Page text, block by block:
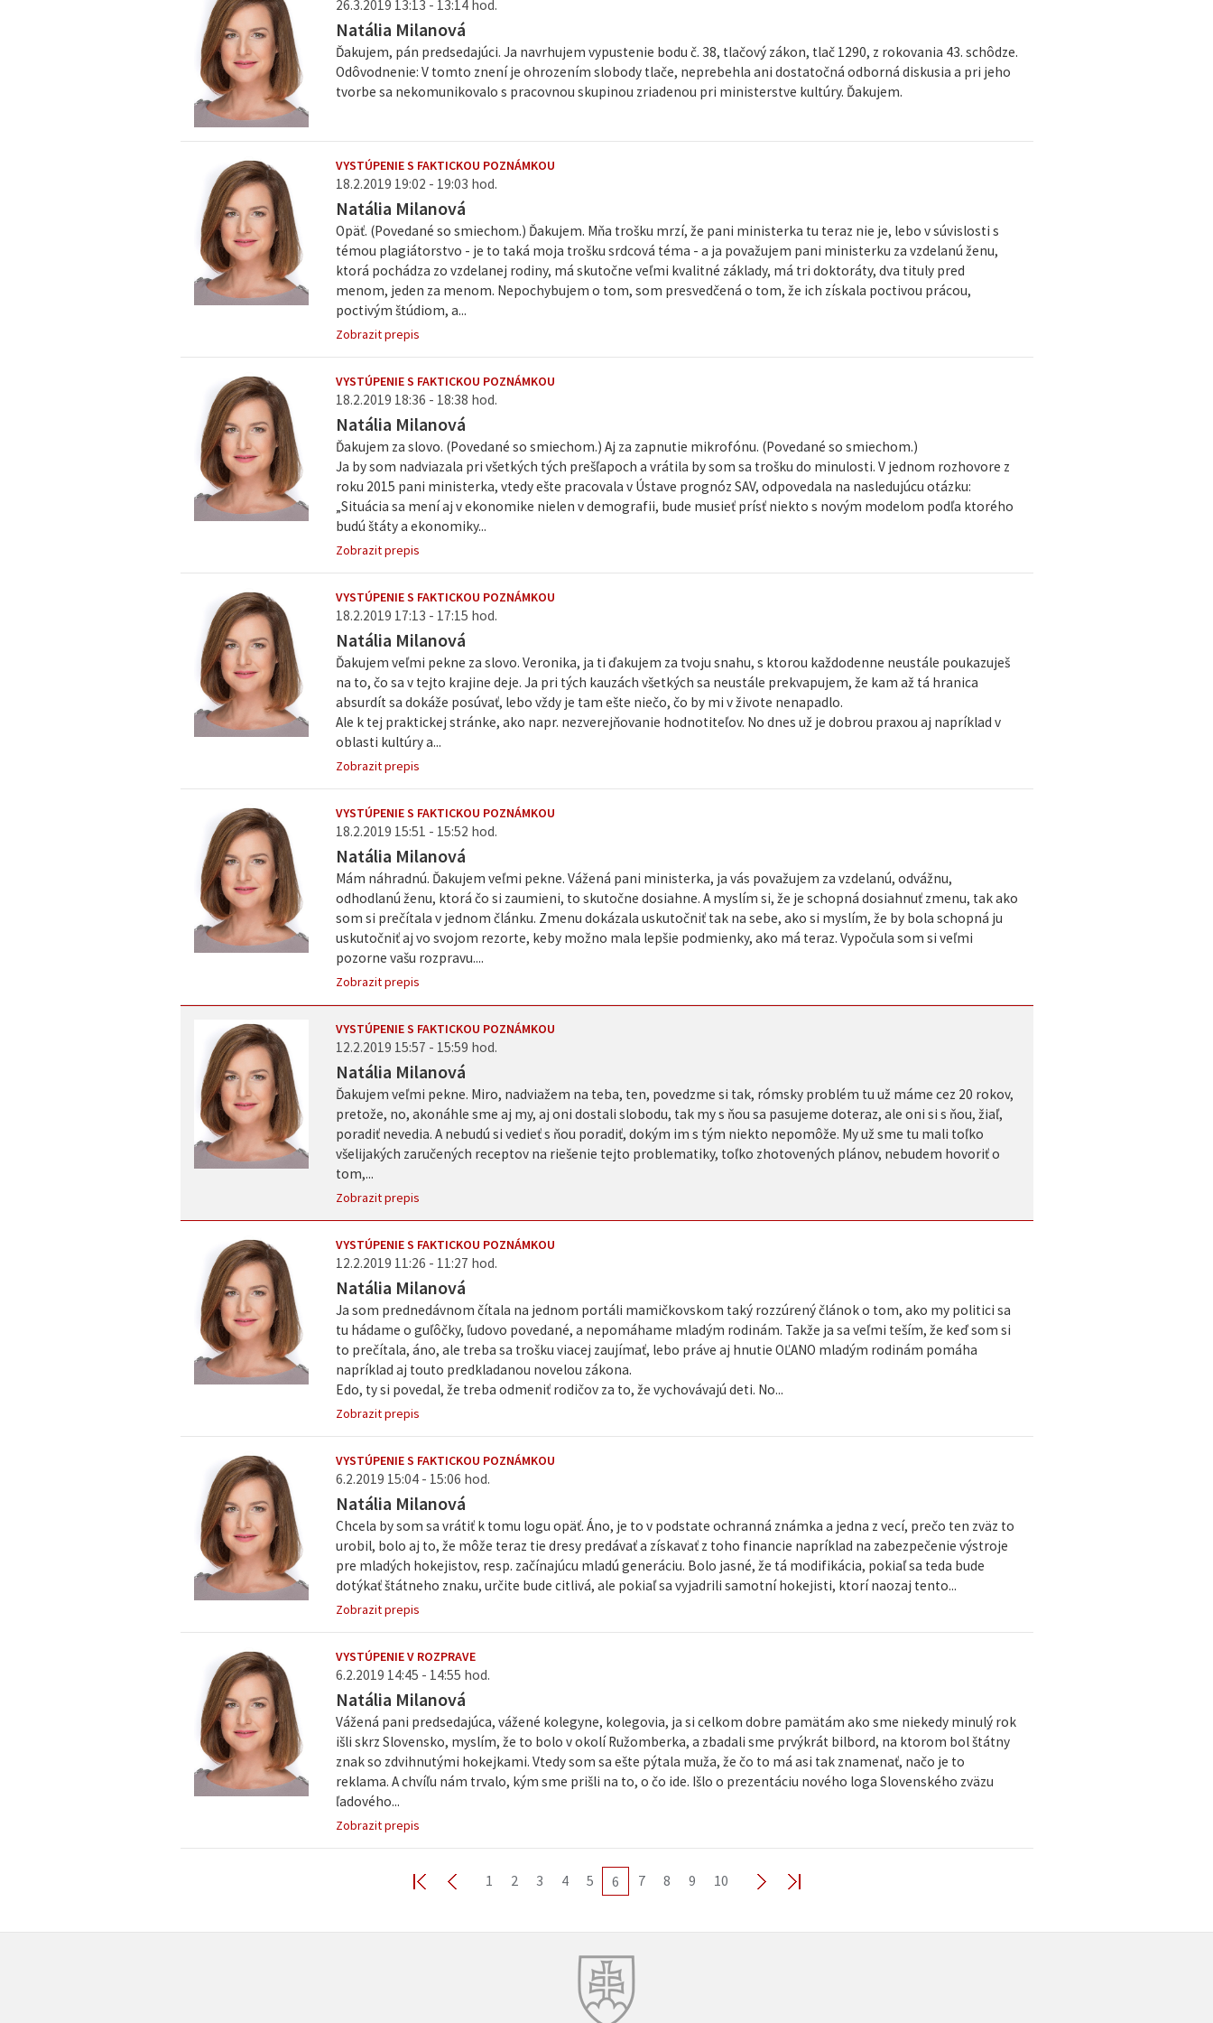
26.3.2019 13:13 - 13:14 hod.
Natália Milanová
Ďakujem, pán predsedajúci. Ja navrhujem vypustenie bodu č. 38, tlačový zákon, tlač 1290, z rokovania 43. schôdze.
Odôvodnenie: V tomto znení je ohrozením slobody tlače, neprebehla ani dostatočná odborná diskusia a pri jeho
tvorbe sa nekomunikovalo s pracovnou skupinou zriadenou pri ministerstve kultúry. Ďakujem.
VYSTÚPENIE S FAKTICKOU POZNÁMKOU
18.2.2019 19:02 - 19:03 hod.
Natália Milanová
Opäť. (Povedané so smiechom.) Ďakujem. Mňa trošku mrzí, že pani ministerka tu teraz nie je, lebo v súvislosti s
témou plagiátorstvo - je to taká moja trošku srdcová téma - a ja považujem pani ministerku za vzdelanú ženu,
ktorá pochádza zo vzdelanej rodiny, má skutočne veľmi kvalitné základy, má tri doktoráty, dva tituly pred
menom, jeden za menom. Nepochybujem o tom, som presvedčená o tom, že ich získala poctivou prácou,
poctivým štúdiom, a...
Zobrazit prepis
VYSTÚPENIE S FAKTICKOU POZNÁMKOU
18.2.2019 18:36 - 18:38 hod.
Natália Milanová
Ďakujem za slovo. (Povedané so smiechom.) Aj za zapnutie mikrofónu. (Povedané so smiechom.)
Ja by som nadviazala pri všetkých tých prešľapoch a vrátila by som sa trošku do minulosti. V jednom rozhovore z
roku 2015 pani ministerka, vtedy ešte pracovala v Ústave prognóz SAV, odpovedala na nasledujúcu otázku:
„Situácia sa mení aj v ekonomike nielen v demografii, bude musieť prísť niekto s novým modelom podľa ktorého
budú štáty a ekonomiky...
Zobrazit prepis
VYSTÚPENIE S FAKTICKOU POZNÁMKOU
18.2.2019 17:13 - 17:15 hod.
Natália Milanová
Ďakujem veľmi pekne za slovo. Veronika, ja ti ďakujem za tvoju snahu, s ktorou každodenne neustále poukazuješ
na to, čo sa v tejto krajine deje. Ja pri tých kauzách všetkých sa neustále prekvapujem, že kam až tá hranica
absurdít sa dokáže posúvať, lebo vždy je tam ešte niečo, čo by mi v živote nenapadlo.
Ale k tej praktickej stránke, ako napr. nezverejňovanie hodnotiteľov. No dnes už je dobrou praxou aj napríklad v
oblasti kultúry a...
Zobrazit prepis
VYSTÚPENIE S FAKTICKOU POZNÁMKOU
18.2.2019 15:51 - 15:52 hod.
Natália Milanová
Mám náhradnú. Ďakujem veľmi pekne. Vážená pani ministerka, ja vás považujem za vzdelanú, odvážnu,
odhodlanú ženu, ktorá čo si zaumieni, to skutočne dosiahne. A myslím si, že je schopná dosiahnuť zmenu, tak ako
som si prečítala v jednom článku. Zmenu dokázala uskutočniť tak na sebe, ako si myslím, že by bola schopná ju
uskutočniť aj vo svojom rezorte, keby možno mala lepšie podmienky, ako má teraz. Vypočula som si veľmi
pozorne vašu rozpravu....
Zobrazit prepis
VYSTÚPENIE S FAKTICKOU POZNÁMKOU
12.2.2019 15:57 - 15:59 hod.
Natália Milanová
Ďakujem veľmi pekne. Miro, nadviažem na teba, ten, povedzme si tak, rómsky problém tu už máme cez 20 rokov,
pretože, no, akonáhle sme aj my, aj oni dostali slobodu, tak my s ňou sa pasujeme doteraz, ale oni si s ňou, žiaľ,
poradiť nevedia. A nebudú si vedieť s ňou poradiť, dokým im s tým niekto nepomôže. My už sme tu mali toľko
všelijakých zaručených receptov na riešenie tejto problematiky, toľko zhotovených plánov, nebudem hovoriť o
tom,...
Zobrazit prepis
VYSTÚPENIE S FAKTICKOU POZNÁMKOU
12.2.2019 11:26 - 11:27 hod.
Natália Milanová
Ja som prednedávnom čítala na jednom portáli mamičkovskom taký rozzúrený článok o tom, ako my politici sa
tu hádame o guľôčky, ľudovo povedané, a nepomáhame mladým rodinám. Takže ja sa veľmi teším, že keď som si
to prečítala, áno, ale treba sa trošku viacej zaujímať, lebo práve aj hnutie OĽANO mladým rodinám pomáha
napríklad aj touto predkladanou novelou zákona.
Edo, ty si povedal, že treba odmeniť rodičov za to, že vychovávajú deti. No...
Zobrazit prepis
VYSTÚPENIE S FAKTICKOU POZNÁMKOU
6.2.2019 15:04 - 15:06 hod.
Natália Milanová
Chcela by som sa vrátiť k tomu logu opäť. Áno, je to v podstate ochranná známka a jedna z vecí, prečo ten zväz to
urobil, bolo aj to, že môže teraz tie dresy predávať a získavať z toho financie napríklad na zabezpečenie výstroje
pre mladých hokejistov, resp. začínajúcu mladú generáciu. Bolo jasné, že tá modifikácia, pokiaľ sa teda bude
dotýkať štátneho znaku, určite bude citlivá, ale pokiaľ sa vyjadrili samotní hokejisti, ktorí naozaj tento...
Zobrazit prepis
VYSTÚPENIE V ROZPRAVE
6.2.2019 14:45 - 14:55 hod.
Natália Milanová
Vážená pani predsedajúca, vážené kolegyne, kolegovia, ja si celkom dobre pamätám ako sme niekedy minulý rok
išli skrz Slovensko, myslím, že to bolo v okolí Ružomberka, a zbadali sme prvýkrát bilbord, na ktorom bol štátny
znak so zdvihnutými hokejkami. Vtedy som sa ešte pýtala muža, že čo to má asi tak znamenať, načo je to
reklama. A chvíľu nám trvalo, kým sme prišli na to, o čo ide. Išlo o prezentáciu nového loga Slovenského zväzu
ľadového...
Zobrazit prepis
1 2 3 4 5 6 7 8 9 10